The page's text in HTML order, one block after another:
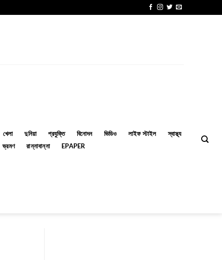
খেলা দুনিয়া প্রযুক্তি বিনোদন ভিডিও লাইফ স্টাইল
স্বাস্থ্য
ভ্রমণ
রান্নাবান্না EPAPER